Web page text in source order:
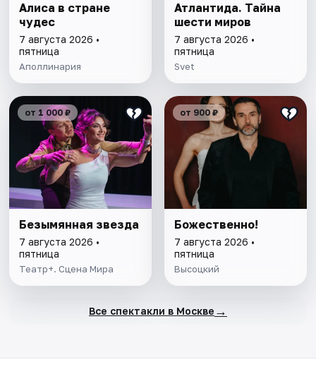
Алиса в стране
чудес
7 августа 2026 •
пятница
Аполлинария
Атлантида. Тайна
шести миров
7 августа 2026 •
пятница
Svet
от 1 000 ₽
Безымянная звезда
7 августа 2026 •
пятница
Театр+. Сцена Мира
от 900 ₽
Божественно!
7 августа 2026 •
пятница
Высоцкий
Все спектакли в Москве →